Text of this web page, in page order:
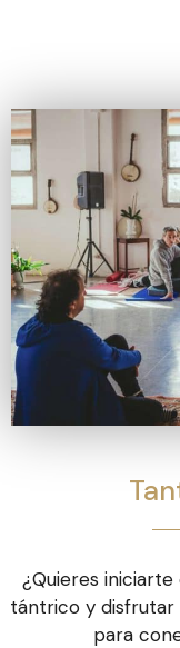
¿Quieres
tántrico y disfrutar
para